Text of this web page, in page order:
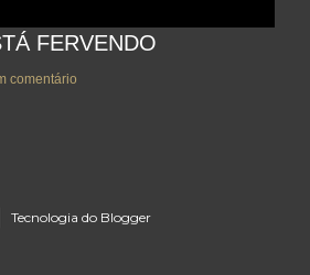
FERVENDO
comentário
Tecnologia do Blogger